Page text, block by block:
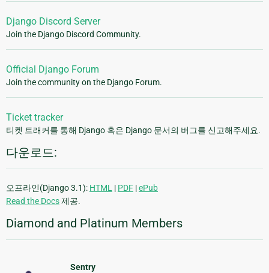
Django Discord Server
Join the Django Discord Community.
Official Django Forum
Join the community on the Django Forum.
Ticket tracker
티켓 트래커를 통해 Django 혹은 Django 문서의 버그를 신고해주세요.
다운로드:
오프라인(Django 3.1): HTML | PDF |ePub
Read the Docs제공.
Diamond and Platinum Members
Sentry